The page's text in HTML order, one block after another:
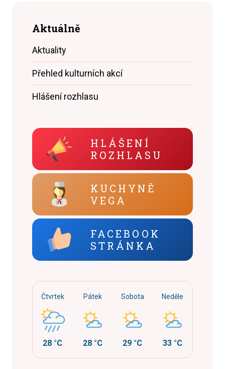
Aktuálně
Aktuality
Přehled kulturních akcí
Hlášení rozhlasu
HLÁŠENÍ
ROZHLASU
KUCHYNĚ
VEGA
FACEBOOK
STRÁNKA
Čtvrtek
28 °C
Pátek
28 °C
Sobota
29 °C
Neděle
33 °C